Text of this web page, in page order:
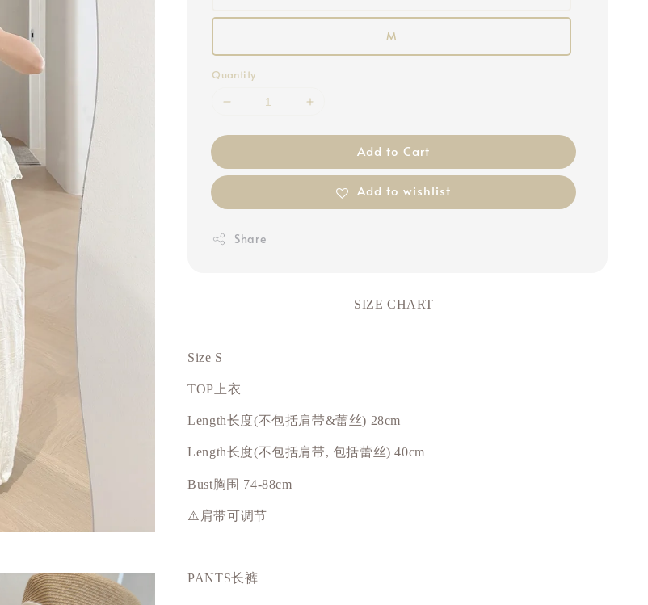
M
Quantity
Add to Cart
Add to wishlist
Share
SIZE CHART
Size S
TOP上衣
Length长度(不包括肩带&蕾丝) 28cm
Length长度(不包括肩带, 包括蕾丝) 40cm
Bust胸围 74-88cm
⚠️肩带可调节
PANTS长裤